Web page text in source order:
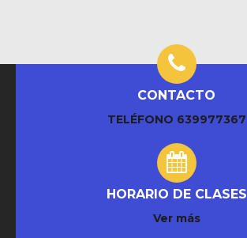
CONTACTO
TELÉFONO 639977367
HORARIO DE CLASES
Ver más